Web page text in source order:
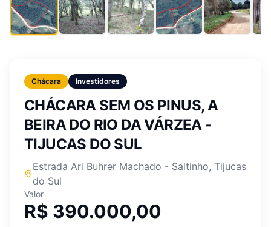
Chácara Investidores
CHÁCARA SEM OS PINUS, A
BEIRA DO RIO DA VÁRZEA -
TIJUCAS DO SUL
Estrada Ari Buhrer Machado - Saltinho, Tijucas
do Sul
Valor
R$ 390.000,00